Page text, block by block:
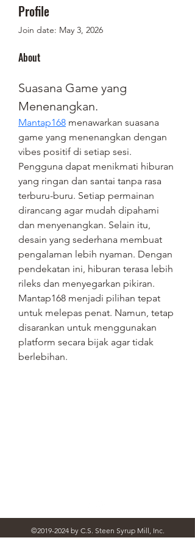
Profile
Join date: May 3, 2026
About
Suasana Game yang
Menenangkan.
Mantap168 menawarkan suasana
game yang menenangkan dengan
vibes positif di setiap sesi.
Pengguna dapat menikmati hiburan
yang ringan dan santai tanpa rasa
terburu-buru. Setiap permainan
dirancang agar mudah dipahami
dan menyenangkan. Selain itu,
desain yang sederhana membuat
pengalaman lebih nyaman. Dengan
pendekatan ini, hiburan terasa lebih
rileks dan menyegarkan pikiran.
Mantap168 menjadi pilihan tepat
untuk melepas penat. Namun, tetap
disarankan untuk menggunakan
platform secara bijak agar tidak
berlebihan.
©2019-2024by C.S. Steen Syrup Mill, Inc.